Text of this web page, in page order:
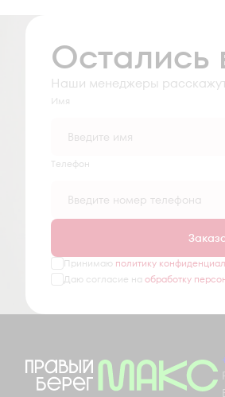
Остались
Наши менеджеры
Имя
Tелефон
Принимаю политику
Даю согласие на обработку